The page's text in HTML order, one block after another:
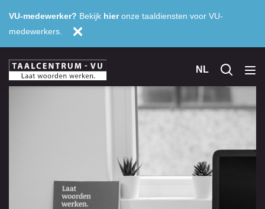
VU-medewerker? Bekijk hieronze taaldiensten voor VU-
medewerkers.
NL